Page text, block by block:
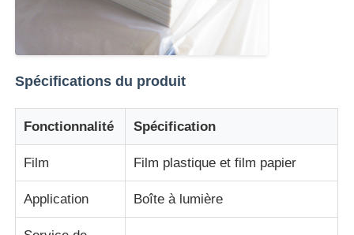
Spécifications du produit
Fonctionnalité Spécification
Film Film plastique et film papier
Application Boîte à lumière